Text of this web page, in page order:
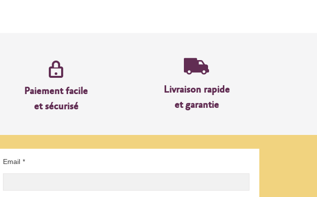
Paiement facile
et sécurisé
Livraison rapide
et garantie
Email *